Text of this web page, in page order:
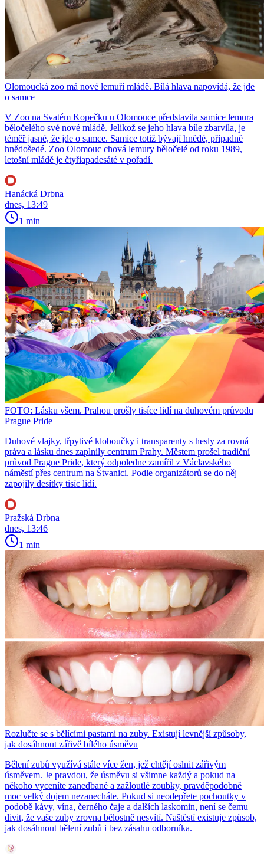
Olomoucká zoo má nové lemuří mládě. Bílá hlava napovídá, že jde
o samce
V Zoo na Svatém Kopečku u Olomouce představila samice lemura
běločelého své nové mládě. Jelikož se jeho hlava bíle zbarvila, je
téměř jasné, že jde o samce. Samice totiž bývají hnědé, případně
hnědošedé. Zoo Olomouc chová lemury běločelé od roku 1989,
letošní mládě je čtyřiapadesáté v pořadí.
Hanácká Drbna
dnes, 13:49
1 min
FOTO: Lásku všem. Prahou prošly tisíce lidí na duhovém průvodu
Prague Pride
Duhové vlajky, třpytivé kloboučky i transparenty s hesly za rovná
práva a lásku dnes zaplnily centrum Prahy. Městem prošel tradiční
průvod Prague Pride, který odpoledne zamířil z Václavského
náměstí přes centrum na Štvanici. Podle organizátorů se do něj
zapojily desítky tisíc lidí.
Pražská Drbna
dnes, 13:46
1 min
Rozlučte se s bělícími pastami na zuby. Existují levnější způsoby,
jak dosáhnout zářivě bílého úsměvu
Bělení zubů využívá stále více žen, jež chtějí oslnit zářivým
úsměvem. Je pravdou, že úsměvu si všimne každý a pokud na
někoho vyceníte zanedbané a zažloutlé zoubky, pravděpodobně
moc velký dojem nezanecháte. Pokud si neodepřete pochoutky v
podobě kávy, vína, černého čaje a dalších laskomin, není se čemu
divit, že vaše zuby zrovna bělostně nesvítí. Naštěstí existuje způsob,
jak dosáhnout bělení zubů i bez zásahu odborníka.